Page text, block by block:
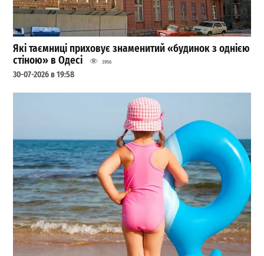
Які таємниці приховує знаменитий «будинок з однією
стіною» в Одесі
3956
30-07-2026 в 19:58